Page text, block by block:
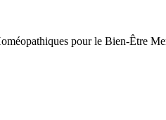
pour le Bien-Être